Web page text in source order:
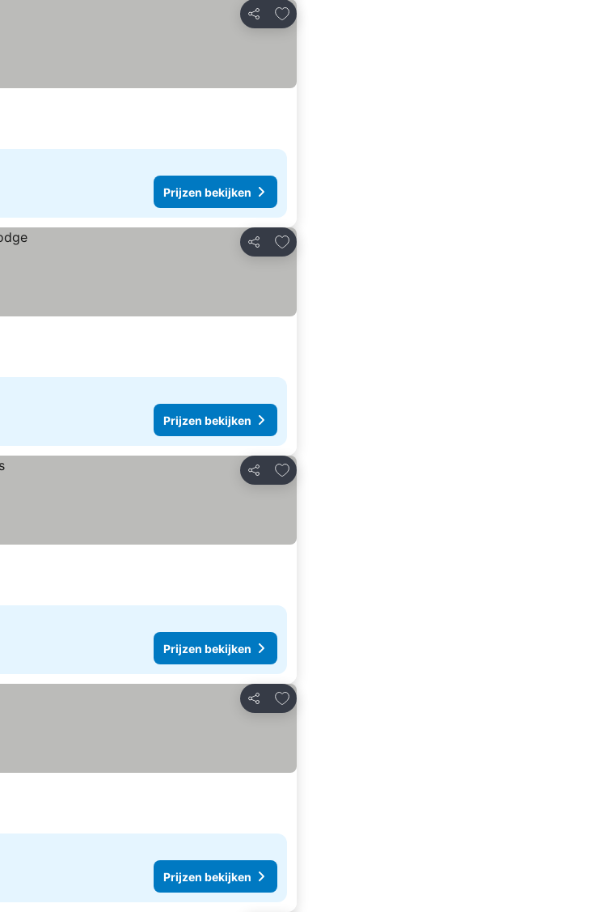
Delen
Toevoegen aan favorieten
Prijzen bekijken
Delen
Toevoegen aan favorieten
Prijzen bekijken
Delen
Toevoegen aan favorieten
Prijzen bekijken
Delen
Toevoegen aan favorieten
Prijzen bekijken